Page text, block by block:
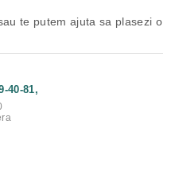
te putem ajuta sa plasezi o
40-81,